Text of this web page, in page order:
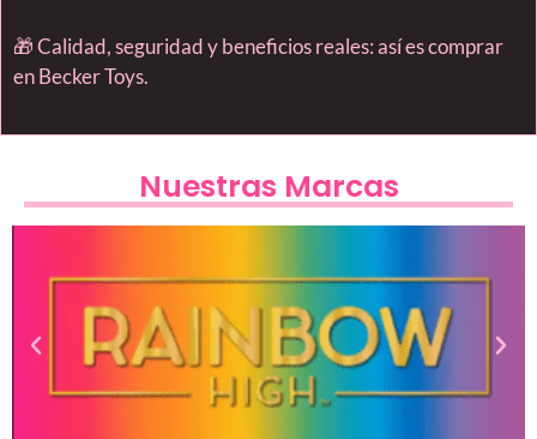
🎁 Calidad, seguridad y beneficios reales: así es comprar
en Becker Toys.
Nuestras Marcas